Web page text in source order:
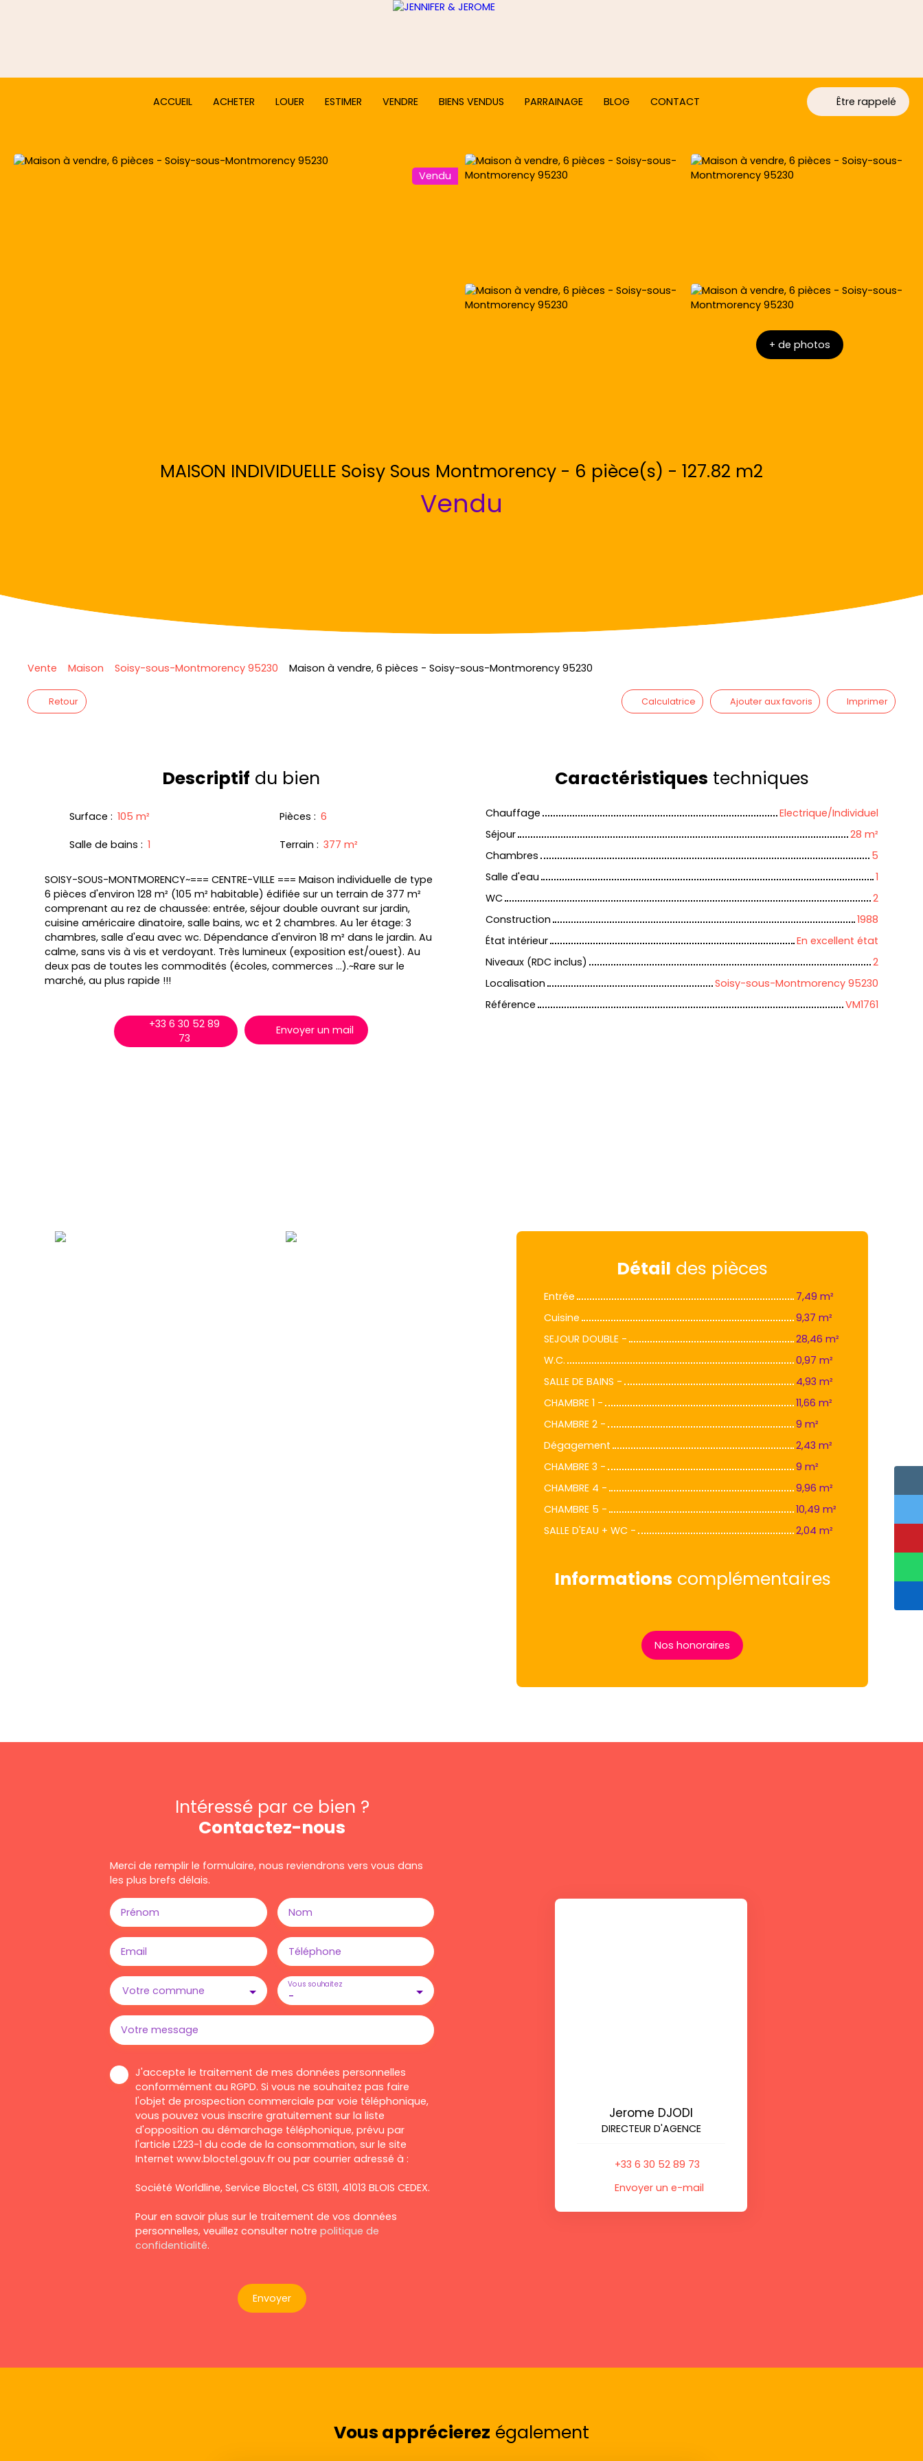
ACCUEIL ACHETER LOUER ESTIMER VENDRE BIENS VENDUS PARRAINAGE BLOG CONTACT Être rappelé
Vendu
+ de photos
MAISON INDIVIDUELLE Soisy Sous Montmorency - 6 pièce(s) - 127.82 m2
Vendu
Vente Maison Soisy-sous-Montmorency 95230 Maison à vendre, 6 pièces - Soisy-sous-Montmorency 95230
Retour Calculatrice Ajouter aux favoris Imprimer
Descriptif du bien
Surface : 105 m² Pièces : 6
Salle de bains : 1 Terrain : 377 m²
SOISY-SOUS-MONTMORENCY~=== CENTRE-VILLE === Maison individuelle de type
6 pièces d'environ 128 m² (105 m² habitable) édifiée sur un terrain de 377 m²
comprenant au rez de chaussée: entrée, séjour double ouvrant sur jardin,
cuisine américaire dinatoire, salle bains, wc et 2 chambres. Au 1er étage: 3
chambres, salle d'eau avec wc. Dépendance d'environ 18 m² dans le jardin. Au
calme, sans vis à vis et verdoyant. Très lumineux (exposition est/ouest). Au
deux pas de toutes les commodités (écoles, commerces ...).~Rare sur le
marché, au plus rapide !!!
+33 6 30 52 89
73
Envoyer un mail
Caractéristiques techniques
Chauffage
Electrique/Individuel
Séjour
28 m²
Chambres
5
Salle d'eau
1
WC
2
Construction
1988
État intérieur
En excellent état
Niveaux (RDC inclus)
2
Localisation
Soisy-sous-Montmorency 95230
Référence
VM1761
Détail des pièces
Entrée
7,49 m²
Cuisine
9,37 m²
SEJOUR DOUBLE -
28,46 m²
W.C.
0,97 m²
SALLE DE BAINS -
4,93 m²
CHAMBRE 1 -
11,66 m²
CHAMBRE 2 -
9 m²
Dégagement
2,43 m²
CHAMBRE 3 -
9 m²
CHAMBRE 4 -
9,96 m²
CHAMBRE 5 -
10,49 m²
SALLE D'EAU + WC -
2,04 m²
Informations complémentaires
Nos honoraires
Intéressé par ce bien ?
Contactez-nous
Merci de remplir le formulaire, nous reviendrons vers vous dans
les plus brefs délais.
Prénom Nom
Email Téléphone
Votre commune -
Vous souhaitez
Votre message
J'accepte le traitement de mes données personnelles
conformément au RGPD. Si vous ne souhaitez pas faire
l'objet de prospection commerciale par voie téléphonique,
vous pouvez vous inscrire gratuitement sur la liste
d'opposition au démarchage téléphonique, prévu par
l'article L223-1 du code de la consommation, sur le site
Internet www.bloctel.gouv.fr ou par courrier adressé à :
Société Worldline, Service Bloctel, CS 61311, 41013 BLOIS CEDEX.
Pour en savoir plus sur le traitement de vos données
personnelles, veuillez consulter notre politique de
confidentialité.
Envoyer
Jerome DJODI
DIRECTEUR D'AGENCE
+33 6 30 52 89 73
Envoyer un e-mail
Vous apprécierez également